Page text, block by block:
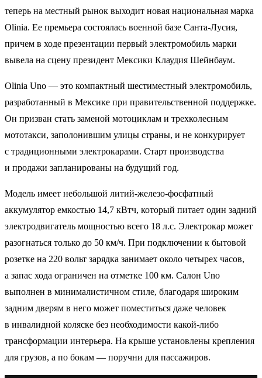
теперь на местный рынок выходит новая национальная марка
Olinia. Ее премьера состоялась военной базе Санта-Лусия,
причем в ходе презентации первый электромобиль марки
вывела на сцену президент Мексики Клаудия Шейнбаум.
Olinia Uno — это компактный шестиместный электромобиль,
разработанный в Мексике при правительственной поддержке.
Он призван стать заменой мотоциклам и трехколесным
мототакси, заполонившим улицы страны, и не конкурирует
с традиционными электрокарами. Старт производства
и продажи запланированы на будущий год.
Модель имеет небольшой литий-железо-фосфатный
аккумулятор емкостью 14,7 кВтч, который питает один задний
электродвигатель мощностью всего 18 л.с. Электрокар может
разогнаться только до 50 км/ч. При подключении к бытовой
розетке на 220 вольт зарядка занимает около четырех часов,
а запас хода ограничен на отметке 100 км. Салон Uno
выполнен в минималистичном стиле, благодаря широким
задним дверям в него может поместиться даже человек
в инвалидной коляске без необходимости какой-либо
трансформации интерьера. На крыше установлены крепления
для грузов, а по бокам — поручни для пассажиров.